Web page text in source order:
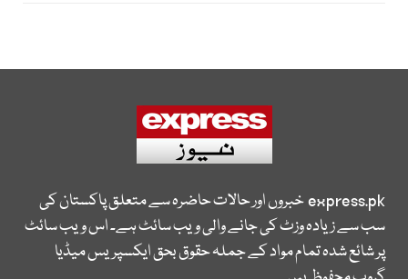
express.pkخبروں اور حالات حاضرہ سے متعلق پاکستان کی
سب سے زیادہ وزٹ کی جانے والی ویب سائٹ ہے۔ اس ویب سائٹ
پر شائع شدہ تمام مواد کے جملہ حقوق بحق ایکسپریس میڈیا